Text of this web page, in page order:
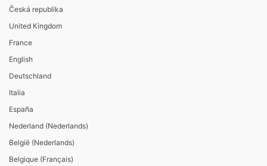
Česká republika
United Kingdom
France
English
Deutschland
Italia
España
Nederland (Nederlands)
België (Nederlands)
Belgique (Français)